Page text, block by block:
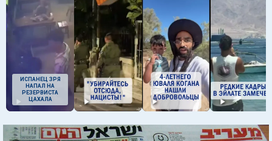
ИСПАНЕЦ ЗРЯ
НАПАЛ НА
РЕЗЕРВИСТА
ЦАХАЛА